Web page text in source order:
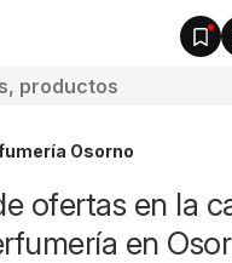
Osorno
ofertas en la
en